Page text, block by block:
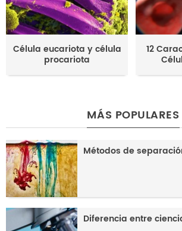
Célula eucariota y célula
procariota
12
MÁS POPULARES
Métodos de
Diferencia entre